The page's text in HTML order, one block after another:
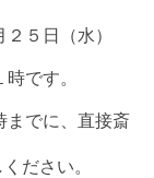
日（水）
です。
でに、直接斎
さい。